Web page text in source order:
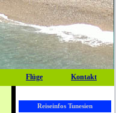
Flüge
Kontakt
Reiseinfos Tunesien